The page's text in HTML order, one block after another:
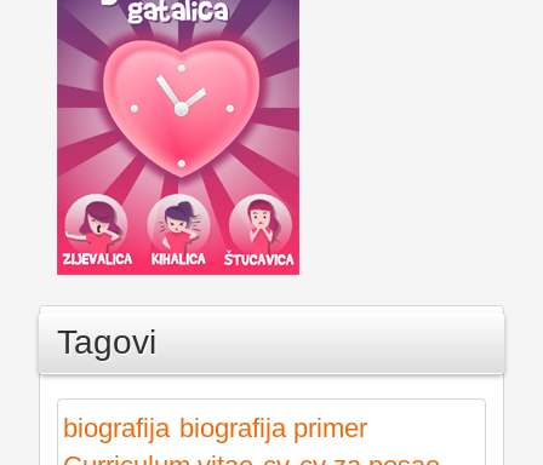
Tagovi
biografija biografija primer